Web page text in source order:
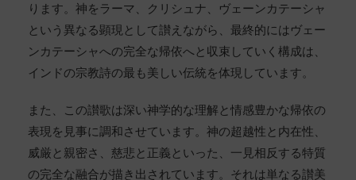
ります。神をラーマ、クリシュナ、ヴェーンカテーシャ
という異なる顕現として讃えながら、最終的にはヴェー
ンカテーシャへの完全な帰依へと収束していく構成は、
インドの宗教詩の最も美しい伝統を体現しています。
また、この讃歌は深い神学的な理解と情感豊かな帰依の
表現を見事に調和させています。神の超越性と内在性、
威厳と親密さ、慈悲と正義といった、一見相反する特質
の完全な融合が描き出されています。それは単なる讃美